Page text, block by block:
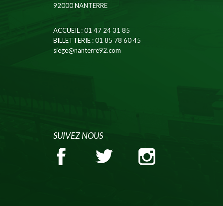
92000 NANTERRE
ACCUEIL: 01 47 24 31 85
BILLETTERIE: 01 85 78 60 45
siege@nanterre92.com
SUIVEZ NOUS